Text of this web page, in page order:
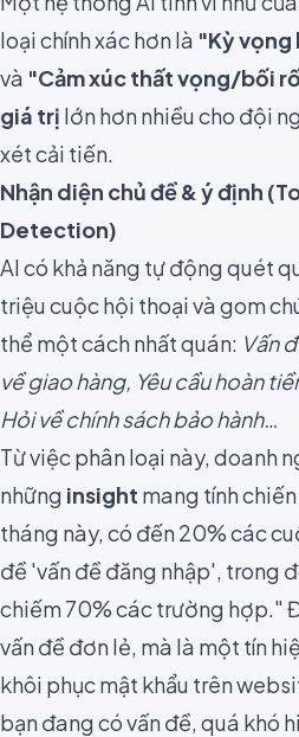
loại chính xác hơn là "Kỳ
và "Cảm xúc thất vọng/bối
giá trị lớn hơn nhiều cho đội
xét cải tiến.
Nhận diện chủ đề & ý định
Detection)
AI có khả năng tự động quét
triệu cuộc hội thoại và gom
thể một cách nhất quán: Vấn
về giao hàng, Yêu cầu hoàn
Hỏi về chính sách bảo hành…
Từ việc phân loại này, doanh
những insight mang tính
tháng này, có đến 20% các
đề 'vấn đề đăng nhập', trong
chiếm 70% các trường hợp."
vấn đề đơn lẻ, mà là một tín
khôi phục mật khẩu trên
bạn đang có vấn đề, quá khó